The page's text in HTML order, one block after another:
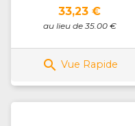
Prix
33,23 €
au lieu de 35.00 €
 Vue Rapide